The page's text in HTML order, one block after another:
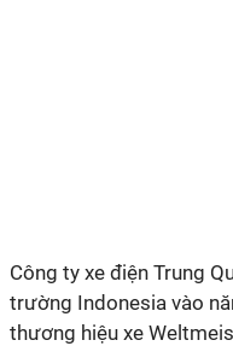
Công ty xe điện Trung
trường Indonesia vào
thương hiệu xe